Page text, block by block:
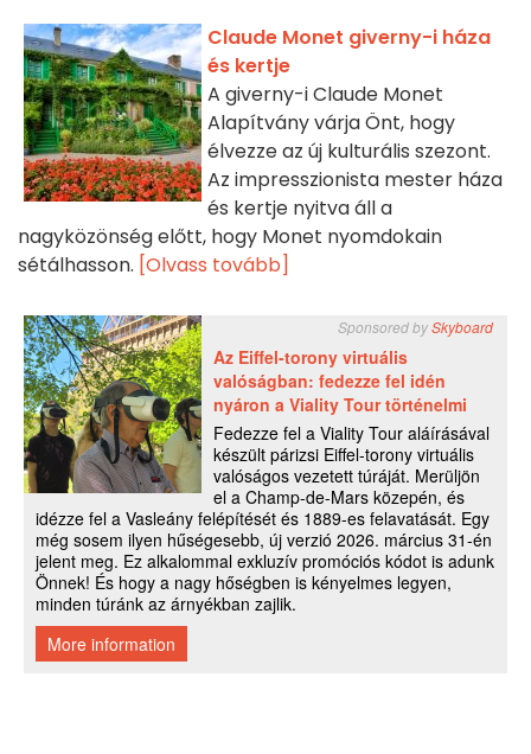
Claude Monet giverny-i háza
és kertje
A giverny-i Claude Monet
Alapítvány várja Önt, hogy
élvezze az új kulturális szezont.
Az impresszionista mester háza
és kertje nyitva áll a
nagyközönség előtt, hogy Monet nyomdokain
sétálhasson. [Olvass tovább]